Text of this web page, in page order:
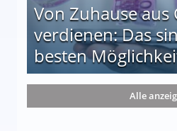
Von Zuhause aus
verdienen: Das
besten
die 15 besten Möglichkeiten
Alle